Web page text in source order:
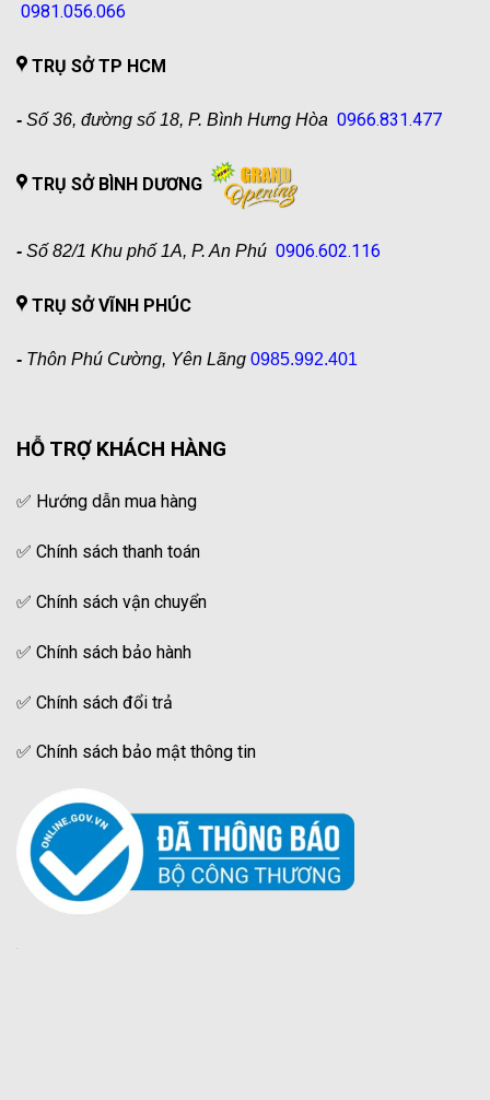
0981.056.066
TRỤ SỞ TP HCM
- Số 36, đường số 18, P. Bình Hưng Hòa 0966.831.477
TRỤ SỞ BÌNH DƯƠNG
- Số 82/1 Khu phố 1A, P. An Phú 0906.602.116
TRỤ SỞ VĨNH PHÚC
- Thôn Phú Cường, Yên Lãng 0985.992.401
HỖ TRỢ KHÁCH HÀNG
✅ Hướng dẫn mua hàng
✅ Chính sách thanh toán
✅ Chính sách vận chuyển
✅ Chính sách bảo hành
✅ Chính sách đổi trả
✅ Chính sách bảo mật thông tin